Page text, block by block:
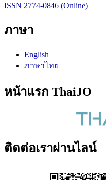
ISSN 2774-0846 (Online)
ภาษา
English
ภาษาไทย
หน้าแรก ThaiJO
ติดต่อเราผ่านไลน์